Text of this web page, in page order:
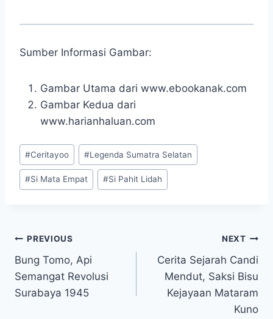
Sumber Informasi Gambar:
Gambar Utama dari www.ebookanak.com
Gambar Kedua dari
www.harianhaluan.com
Post
Tags:
#Ceritayoo #Legenda Sumatra Selatan
#Si Mata Empat #Si Pahit Lidah
Navigasi
pos
PREVIOUS
Bung Tomo, Api
Semangat Revolusi
Surabaya 1945
NEXT
Cerita Sejarah Candi
Mendut, Saksi Bisu
Kejayaan Mataram
Kuno